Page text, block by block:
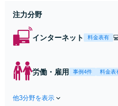
注力分野
インターネット 料金表有
労働・雇用 事例4件 料金表
他3分野を表示